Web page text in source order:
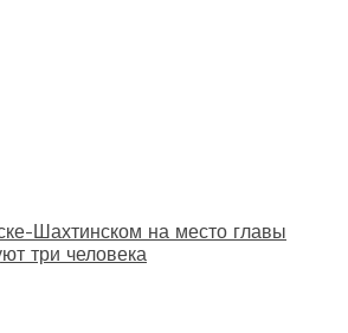
Шахтинском на место главы
три человека